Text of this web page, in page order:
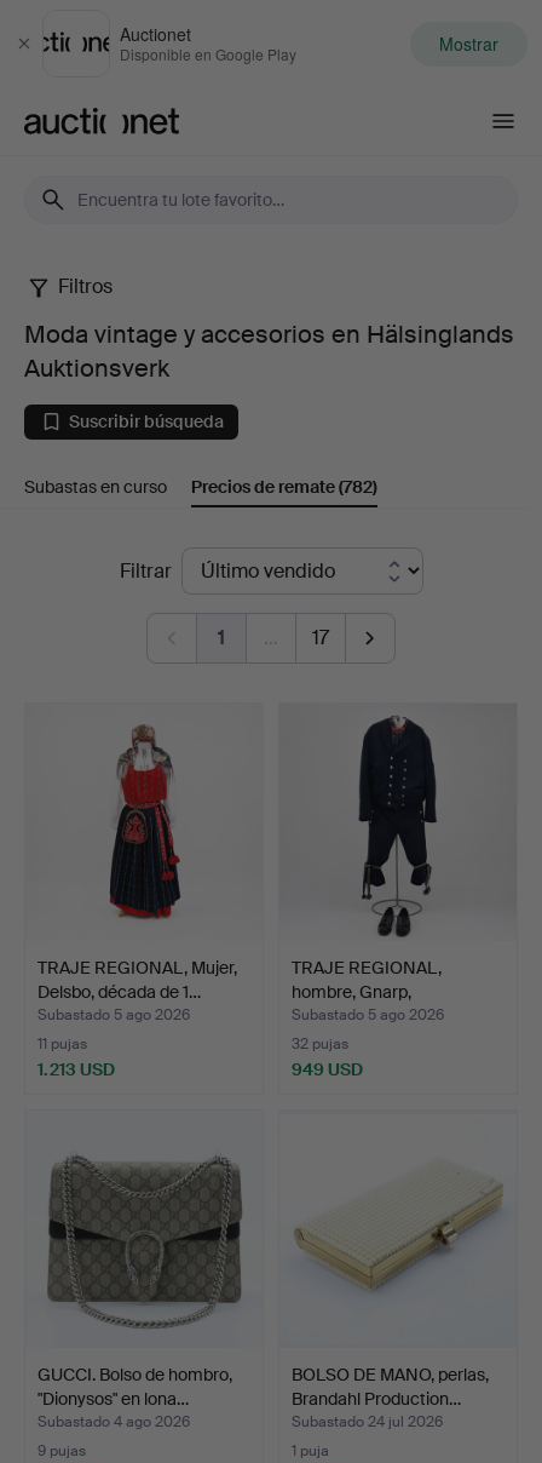
Cerrar
Auctionet
Disponible en Google Play Mostrar
Moda
vintage
accesorios
Hälsinglands
Auktionsverk
Filtros
Moda vintage y accesorios en Hälsinglands
Auktionsverk
Suscribir búsqueda
Subastas en curso Precios de remate(782)
Filtrar
1 … 17
TRAJE REGIONAL, Mujer,
Delsbo, década de 1…
Subastado 5 ago 2026
11 pujas
1.213 USD
TRAJE REGIONAL,
hombre, Gnarp,
Hälsingland…
Subastado 5 ago 2026
32 pujas
949 USD
GUCCI. Bolso de hombro,
"Dionysos" en lona…
Subastado 4 ago 2026
9 pujas
BOLSO DE MANO, perlas,
Brandahl Production…
Subastado 24 jul 2026
1 puja